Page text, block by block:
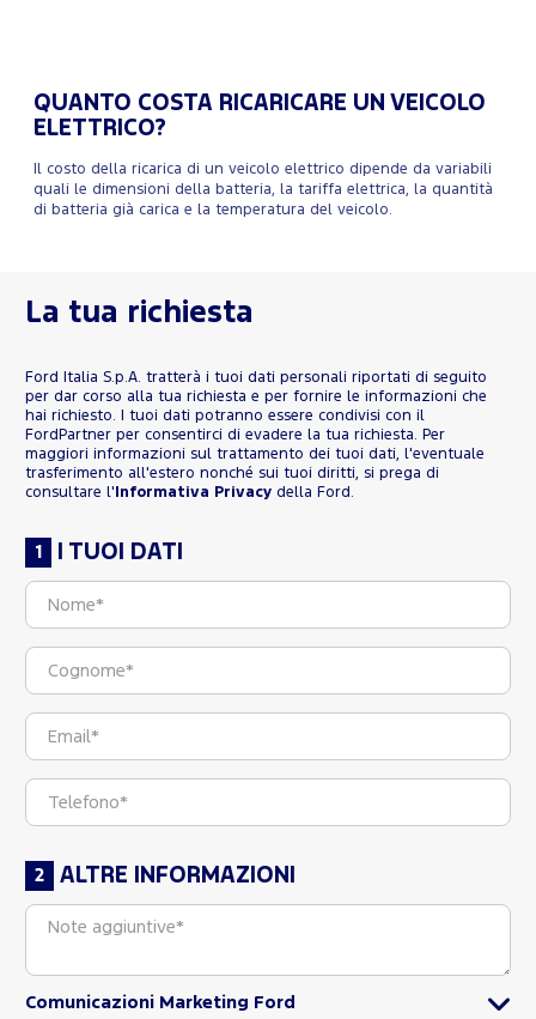
QUANTO COSTA RICARICARE UN VEICOLO
ELETTRICO?
Il costo della ricarica di un veicolo elettrico dipende da variabili
quali le dimensioni della batteria, la tariffa elettrica, la quantità
di batteria già carica e la temperatura del veicolo.
La tua richiesta
Ford Italia S.p.A. tratterà i tuoi dati personali riportati di seguito
per dar corso alla tua richiesta e per fornire le informazioni che
hai richiesto. I tuoi dati potranno essere condivisi con il
FordPartner per consentirci di evadere la tua richiesta. Per
maggiori informazioni sul trattamento dei tuoi dati, l'eventuale
trasferimento all'estero nonché sui tuoi diritti, si prega di
consultare l' Informativa Privacy della Ford.
I TUOI DATI
ALTRE INFORMAZIONI
Comunicazioni Marketing Ford